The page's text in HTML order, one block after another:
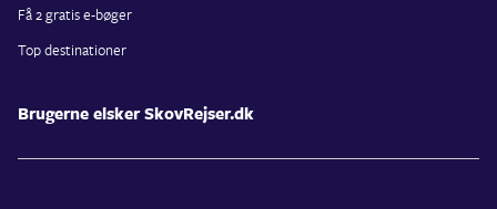
Få 2 gratis e-bøger
Top destinationer
Brugerne elsker SkovRejser.dk